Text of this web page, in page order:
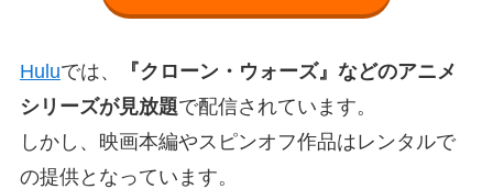
Huluでは、
『クローン・ウォーズ』などのアニメ
シリーズが見放題で配信されています。
しかし、映画本編やスピンオフ作品はレンタルで
の提供となっています。